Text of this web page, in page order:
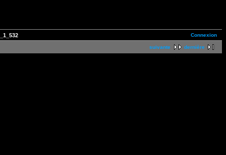
Connexion
suivante dernière